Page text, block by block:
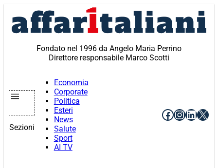
contenuto
Fondato nel 1996 da Angelo Maria Perrino
Direttore responsabile Marco Scotti
Sezioni
Economia
Corporate
Politica
Esteri
News
Salute
Sport
AI TV
Facebook
X